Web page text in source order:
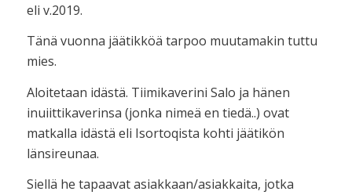
eli v.2019.
Tänä vuonna jäätikköä tarpoo muutamakin tuttu
mies.
Aloitetaan idästä. Tiimikaverini Salo ja hänen
inuiittikaverinsa (jonka nimeä en tiedä..) ovat
matkalla idästä eli Isortoqista kohti jäätikön
länsireunaa.
Siellä he tapaavat asiakkaan/asiakkaita, jotka